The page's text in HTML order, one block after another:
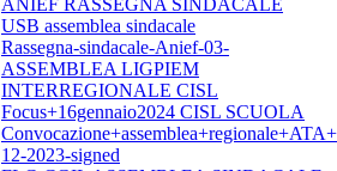
ANIEF RASSEGNA SINDACALE
USB assemblea sindacale
Rassegna-sindacale-Anief-03-
ASSEMBLEA LIGPIEM
INTERREGIONALE CISL
Focus+16gennaio2024 CISL SCUOLA
12-2023-signed